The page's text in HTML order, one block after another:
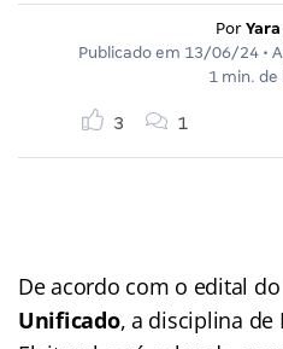
Por
Publicado em 13/06/24 •
1 min.
3 1
De acordo com o edital do
Unificado, a disciplina de